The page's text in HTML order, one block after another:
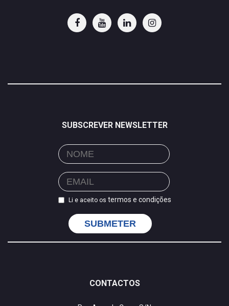
SUBSCREVER NEWSLETTER
Li e aceito os termos e condições
SUBMETER
CONTACTOS